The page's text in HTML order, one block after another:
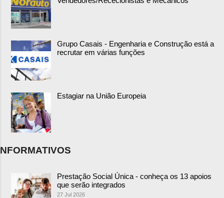
Grupo Casais - Engenharia e Construção está a
recrutar em várias funções
Estagiar na União Europeia
NFORMATIVOS
Prestação Social Única - conheça os 13 apoios
que serão integrados
27 Jul 2026